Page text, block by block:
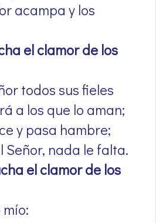
acampa y los
el clamor de los
todos sus fieles
a los que lo aman;
y pasa hambre;
Señor, nada le falta.
el clamor de los